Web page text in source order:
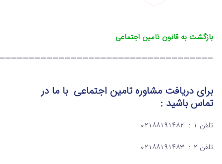
بازگشت به قانون تامین اجتماعی
برای دریافت مشاوره تامین اجتماعیبا ما در
تماسباشید :
تلفن ۱ : ۰۲۱۸۸۱۹۱۴۸۲
تلفن ۲ : ۰۲۱۸۸۱۹۱۴۸۳